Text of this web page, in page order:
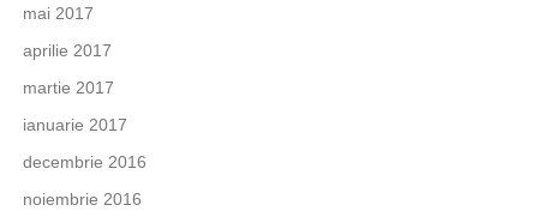
mai 2017
aprilie 2017
martie 2017
ianuarie 2017
decembrie 2016
noiembrie 2016